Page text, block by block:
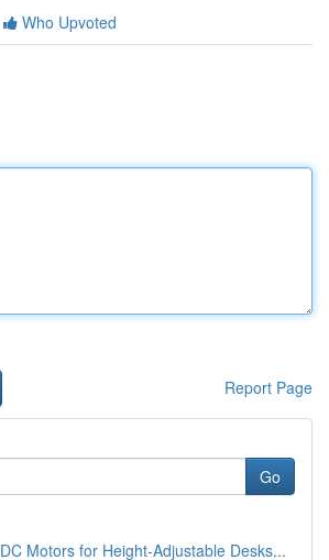
Who Upvoted
Report Page
Go
Motors for Height-Adjustable Desks...